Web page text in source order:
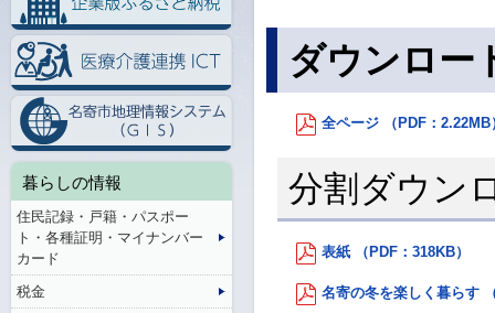
ダウンロー
全ページ （PDF：2.22MB
分割ダウン
表紙 （PDF：318KB）
名寄の冬を楽しく暮らす
暮らしの情報
住民記録・戸籍・パスポー
ト・各種証明・マイナンバー
カード
税金